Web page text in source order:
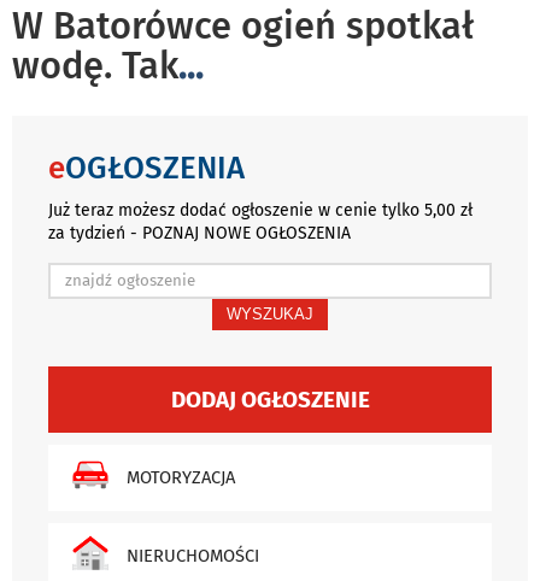
W Batorówce ogień spotkał
wodę. Tak...
eOGŁOSZENIA
Już teraz możesz dodać ogłoszenie w cenie tylko 5,00 zł
za tydzień - POZNAJ NOWE OGŁOSZENIA
WYSZUKAJ
DODAJ OGŁOSZENIE
MOTORYZACJA
NIERUCHOMOŚCI